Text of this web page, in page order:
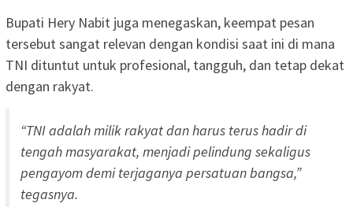
Bupati Hery Nabit juga menegaskan, keempat pesan
tersebut sangat relevan dengan kondisi saat ini di mana
TNI dituntut untuk profesional, tangguh, dan tetap dekat
dengan rakyat.
“TNI adalah milik rakyat dan harus terus hadir di
tengah masyarakat, menjadi pelindung sekaligus
pengayom demi terjaganya persatuan bangsa,”
tegasnya.